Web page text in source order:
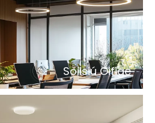
Soilsiú Oifige